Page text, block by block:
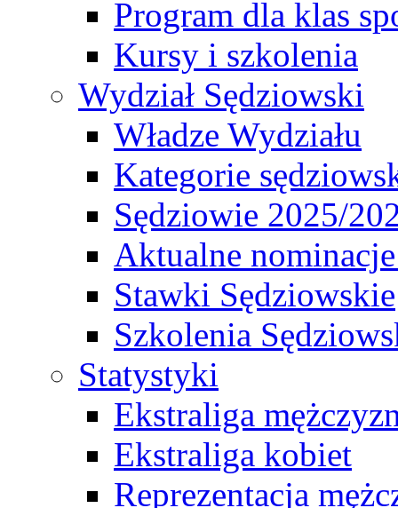
Program dla klas
Kursy i szkolenia
Wydział Sędziowski
Władze Wydziału
Kategorie
Sędziowie 2025/
Aktualne
Stawki Sędziowskie
Szkolenia
Statystyki
Ekstraliga
Ekstraliga kobiet
Reprezentacja